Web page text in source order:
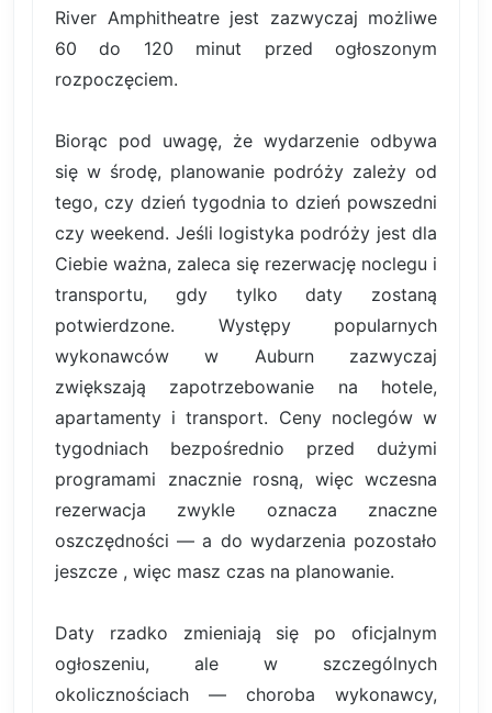
River Amphitheatre jest zazwyczaj możliwe
60 do 120 minut przed ogłoszonym
rozpoczęciem.
Biorąc pod uwagę, że wydarzenie odbywa
się w środę, planowanie podróży zależy od
tego, czy dzień tygodnia to dzień powszedni
czy weekend. Jeśli logistyka podróży jest dla
Ciebie ważna, zaleca się rezerwację noclegu i
transportu, gdy tylko daty zostaną
potwierdzone. Występy popularnych
wykonawców w Auburn zazwyczaj
zwiększają zapotrzebowanie na hotele,
apartamenty i transport. Ceny noclegów w
tygodniach bezpośrednio przed dużymi
programami znacznie rosną, więc wczesna
rezerwacja zwykle oznacza znaczne
oszczędności — a do wydarzenia pozostało
jeszcze , więc masz czas na planowanie.
Daty rzadko zmieniają się po oficjalnym
ogłoszeniu, ale w szczególnych
okolicznościach — choroba wykonawcy,